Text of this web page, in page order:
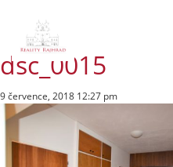
dsc_0015
9 července, 2018 12:27 pm